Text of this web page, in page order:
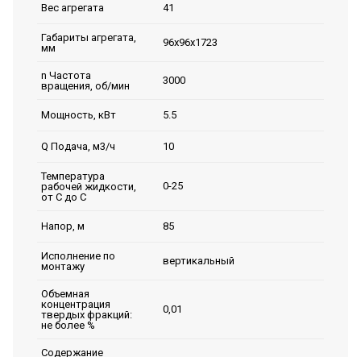
Вес агрегата 41
Габариты агрегата,
мм
96х96х1723
n Частота
вращения, об/мин
3000
Мощность, кВт 5.5
Q Подача, м3/ч 10
Температура
рабочей жидкости,
от С до С
0-25
Напор, м 85
Исполнение по
монтажу
вертикальный
Объемная
концентрация
твердых фракций:
не более %
0,01
Содержание